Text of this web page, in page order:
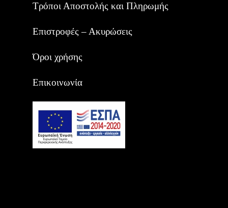
Τρόποι Αποστολής και Πληρωμής
Επιστροφές – Ακυρώσεις
Όροι χρήσης
Επικοινωνία